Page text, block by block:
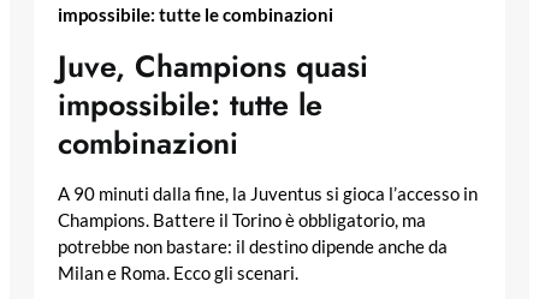
impossibile: tutte le combinazioni
Juve, Champions quasi
impossibile: tutte le
combinazioni
A 90 minuti dalla fine, la Juventus si gioca l’accesso in
Champions. Battere il Torino è obbligatorio, ma
potrebbe non bastare: il destino dipende anche da
Milan e Roma. Ecco gli scenari.